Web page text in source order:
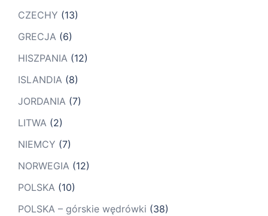
CZECHY (13)
GRECJA (6)
HISZPANIA (12)
ISLANDIA (8)
JORDANIA (7)
LITWA (2)
NIEMCY (7)
NORWEGIA (12)
POLSKA (10)
POLSKA – górskie wędrówki (38)